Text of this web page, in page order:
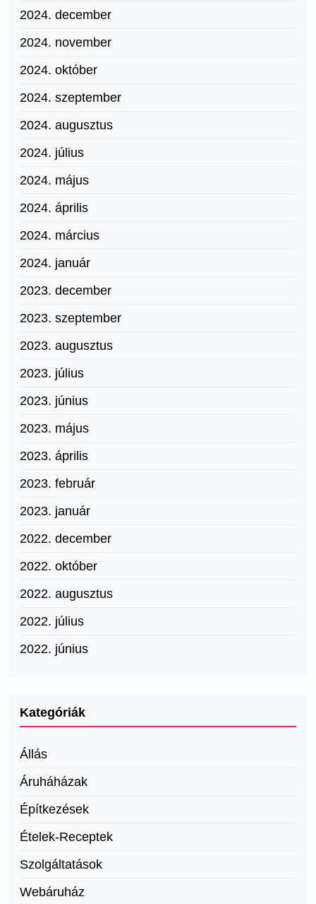
2024. december
2024. november
2024. október
2024. szeptember
2024. augusztus
2024. július
2024. május
2024. április
2024. március
2024. január
2023. december
2023. szeptember
2023. augusztus
2023. július
2023. június
2023. május
2023. április
2023. február
2023. január
2022. december
2022. október
2022. augusztus
2022. július
2022. június
Kategóriák
Állás
Áruháházak
Építkezések
Ételek-Receptek
Szolgáltatások
Webáruház